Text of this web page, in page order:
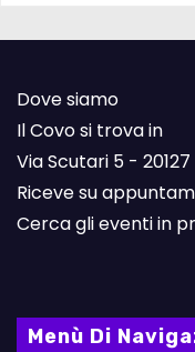
Dove siamo
Il Covo si trova in
Via Scutari 5 -
Riceve su
Cerca gli eventi in
Menù Di